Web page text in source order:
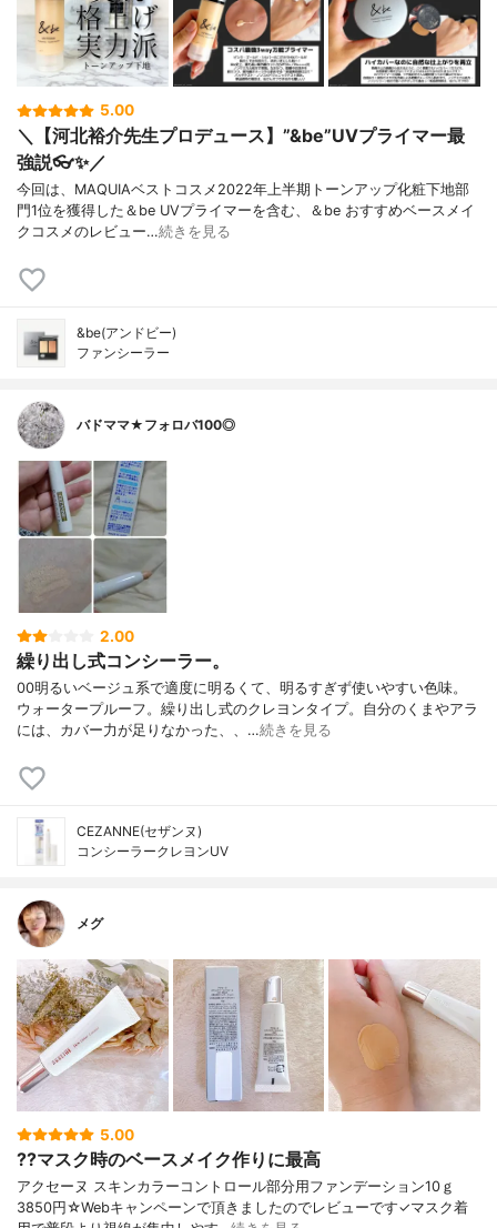
5.00
＼【河北裕介先生プロデュース】”&be”UVプライマー最
強説👓✨／
今回は、MAQUIAベストコスメ2022年上半期トーンアップ化粧下地部
門1位を獲得した＆be UVプライマーを含む、＆be おすすめベースメイ
クコスメのレビュー…続きを見る
&be(アンドビー)
ファンシーラー
バドママ★フォロバ100◎
2.00
繰り出し式コンシーラー。
00明るいベージュ系で適度に明るくて、明るすぎず使いやすい色味。
ウォータープルーフ。繰り出し式のクレヨンタイプ。自分のくまやアラ
には、カバー力が足りなかった、、…続きを見る
CEZANNE(セザンヌ)
コンシーラークレヨンUV
メグ
5.00
??マスク時のベースメイク作りに最高
アクセーヌ スキンカラーコントロール部分用ファンデーション10ｇ
3850円☆Webキャンペーンで頂きましたのでレビューです✓マスク着